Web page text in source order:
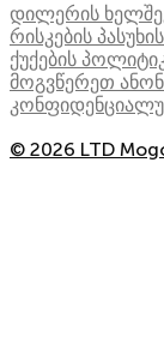
დილერის
რისკების
ქუქების
მოგვწერეთ
© 2026 LTD